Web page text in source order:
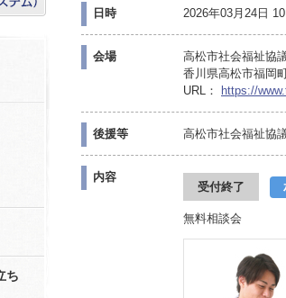
ち
日時 2026年03月24日
会場
高松市社会福祉協
香川県高松市福岡
URL：
https://
後援等 高松市社会福祉協
内容
受付終了
無料相談会